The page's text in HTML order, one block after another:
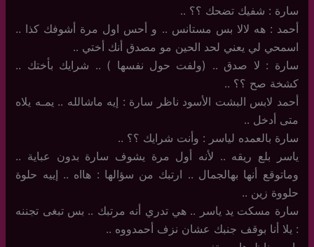
سارة : شفيك تضحك ؟؟ ..
أحمد : هه لالا بس مستانس .. و أحس اول مرة أشوفك كذا ..
اسمحي لي يعني لحد الحين مو مصدق أنك أختي ..
سارة : لا صدق .. (ولفت حول نفسها ) .. شرايك بأختك ..
كشخة صح ؟؟ ..
أحمد لابس البشت الأسود ناظر سارة : إيه ماشالله .. يمـه يلاه
متى أدخل ..
سارة بالعمده لياسر : وأنت شرايك ؟؟ ..
ياسر بلع ريقه .. لأنه أول مرة يشوف سارة بدون عباية ..
وماتوقع أنها بهالجمال .. ارتبك من سؤالها : هااه .. إييه حلوة
حلووة زين ..
سارة مسكت يد ياسر .. هي تدري أنه مرتبك .. بس تبغى تجننه
: يلا أنا بوقف جنبك عشان نزف أحمدووه ..